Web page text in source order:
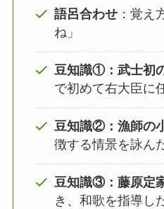
語呂合わせ ：覚え
ね」
豆知識①：武士初
で初めて右大臣に
豆知識②：漁師の
徴する情景を詠ん
豆知識③：藤原定
き、和歌を指導し